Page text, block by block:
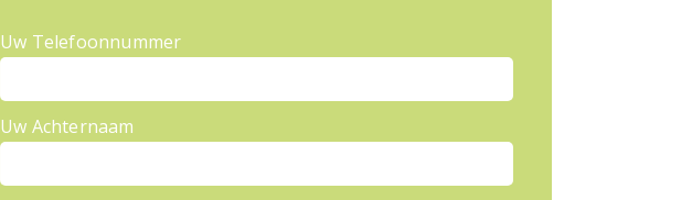
Uw Telefoonnummer
Uw Achternaam